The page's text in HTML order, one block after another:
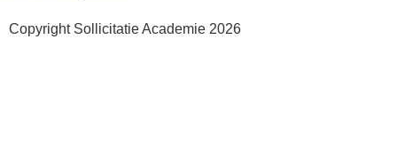
Copyright Sollicitatie Academie 2026